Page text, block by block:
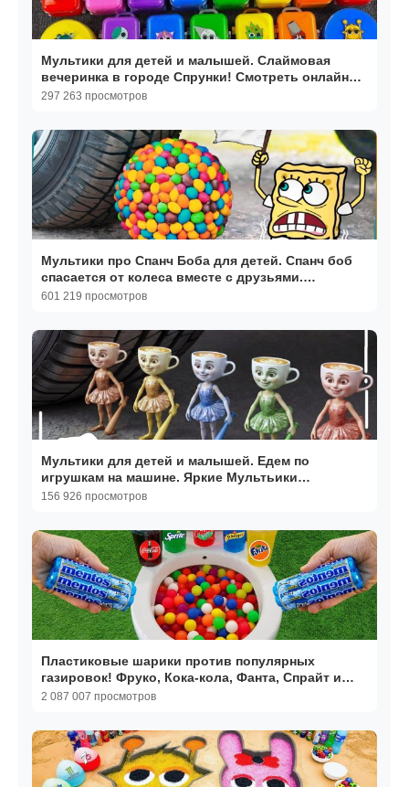
Мультики для детей и малышей. Слаймовая
вечеринка в городе Спрунки! Смотреть онлайн
мультики
297 263 просмотров
Мультики про Спанч Боба для детей. Спанч боб
спасается от колеса вместе с друзьями.
Мультики малышам
601 219 просмотров
Мультики для детей и малышей. Едем по
игрушкам на машине. Яркие Мультьики
залипалки
156 926 просмотров
Пластиковые шарики против популярных
газировок! Фруко, Кока-кола, Фанта, Спрайт и
Ментос в туалете
2 087 007 просмотров